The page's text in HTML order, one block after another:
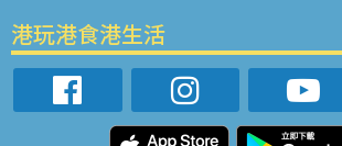
港玩港食港生活